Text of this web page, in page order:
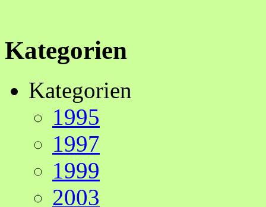
Kategorien
Kategorien
1995
1997
1999
2003